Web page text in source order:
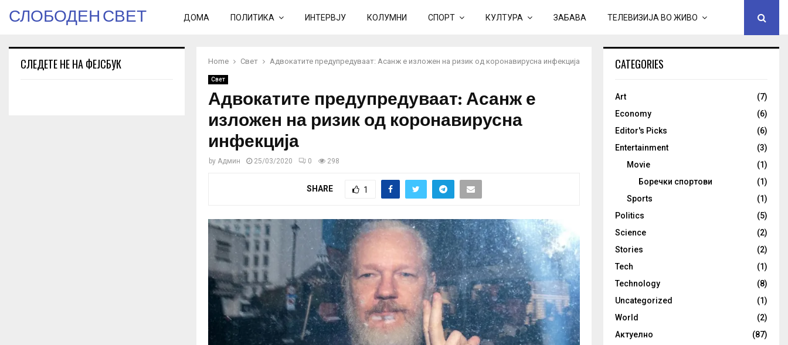
СЛОБОДЕН СВЕТ ДОМА ПОЛИТИКА ИНТЕРВЈУ КОЛУМНИ СПОРТ КУЛТУРА ЗАБАВА ТЕЛЕВИЗИЈА ВО ЖИВО
Home Свет Адвокатите предупредуваат: Асанж е изложен на ризик од коронавирусна инфекција
Свет
Адвокатите предупредуваат: Асанж е
изложен на ризик од коронавирусна
инфекција
by Админ 25/03/2020 0 298
SHARE 1
СЛЕДЕТЕ НЕ НА ФЕЈСБУК CATEGORIES
Art
(7)
Economy
(6)
Editor's Picks
(6)
Entertainment
(3)
Movie
(1)
Боречки спортови
(1)
Sports
(1)
Politics
(5)
Science
(2)
Stories
(2)
Tech
(1)
Technology
(8)
Uncategorized
(1)
World
(2)
Актуелно
(87)